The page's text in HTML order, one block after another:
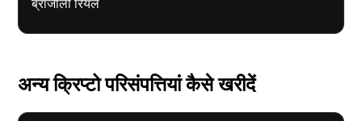
ब्राजीली रियल
अन्य क्रिप्टो परिसंपत्तियां कैसे खरीदें